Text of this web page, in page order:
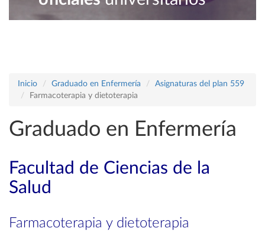
Inicio Graduado en Enfermería
Asignaturas del plan 559
Farmacoterapia y dietoterapia
Graduado en Enfermería
Facultad de Ciencias de la
Salud
Farmacoterapia y dietoterapia